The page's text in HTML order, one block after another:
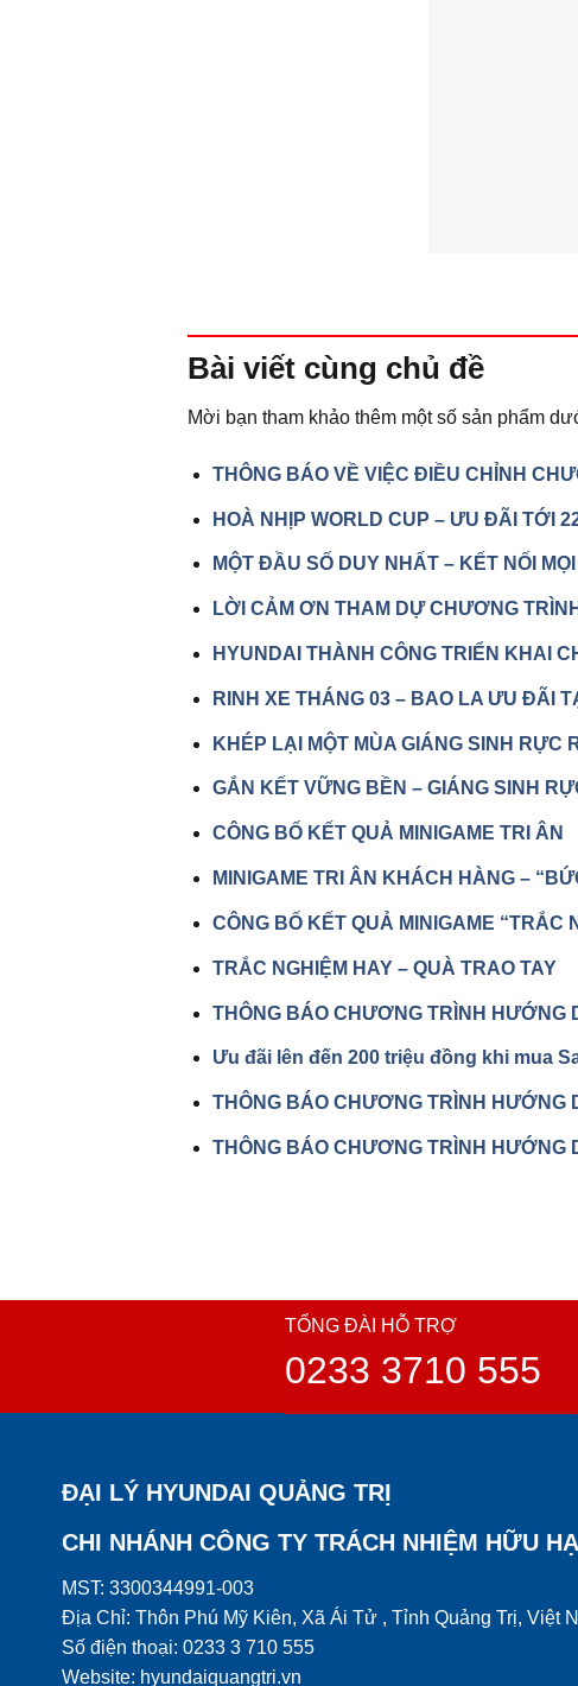
Bài viết cùng chủ đề
Mời bạn tham khảo thêm một số sản phẩm
THÔNG BÁO VỀ VIỆC ĐIỀU CHỈNH
HOÀ NHỊP WORLD CUP – ƯU ĐÃI TỚI
MỘT ĐẦU SỐ DUY NHẤT – KẾT NỐI
LỜI CẢM ƠN THAM DỰ CHƯƠNG
HYUNDAI THÀNH CÔNG TRIỂN KHAI
RINH XE THÁNG 03 – BAO LA ƯU ĐÃI
KHÉP LẠI MỘT MÙA GIÁNG SINH RỰC
GẮN KẾT VỮNG BỀN – GIÁNG SINH
CÔNG BỐ KẾT QUẢ MINIGAME TRI ÂN
MINIGAME TRI ÂN KHÁCH HÀNG –
CÔNG BỐ KẾT QUẢ MINIGAME “TRẮC
TRẮC NGHIỆM HAY – QUÀ TRAO TAY
THÔNG BÁO CHƯƠNG TRÌNH HƯỚNG
Ưu đãi lên đến 200 triệu đồng khi mua
THÔNG BÁO CHƯƠNG TRÌNH HƯỚNG
THÔNG BÁO CHƯƠNG TRÌNH HƯỚNG
TỔNG ĐÀI HỖ TRỢ
0233 3710 555
ĐẠI LÝ HYUNDAI QUẢNG TRỊ
CHI NHÁNH CÔNG TY TRÁCH NHIỆM HỮU
MST: 3300344991-003
Địa Chỉ: Thôn Phú Mỹ Kiên, Xã Ái Tử , Tỉnh Quảng Trị, Việt
Số điện thoại: 0233 3 710 555
Website: hyundaiquangtri.vn